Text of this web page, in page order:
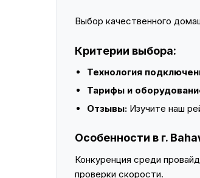
Выбор качественного
Критерии выбора:
Технология
Тарифы и
Отзывы: Изучите наш
Особенности в г.
Конкуренция среди
проверки скорости.